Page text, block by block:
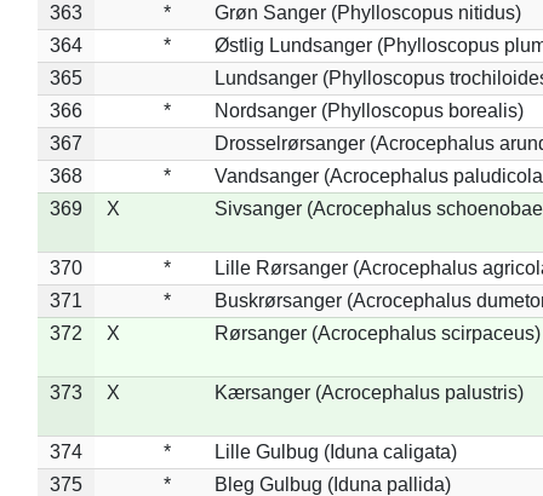
363
*
Grøn Sanger (Phylloscopus nitidus)
364
*
Østlig Lundsanger (Phylloscopus
365
Lundsanger (Phylloscopus
366
*
Nordsanger (Phylloscopus borealis)
367
Drosselrørsanger (Acrocephalus
368
*
Vandsanger (Acrocephalus
369
X Sivsanger (Acrocephalus
370 *
Lille Rørsanger (Acrocephalus
371
*
Buskrørsanger (Acrocephalus
372
X Rørsanger (Acrocephalus scirpaceus)
373 X Kærsanger (Acrocephalus palustris)
374 *
Lille Gulbug (Iduna caligata)
375
*
Bleg Gulbug (Iduna pallida)